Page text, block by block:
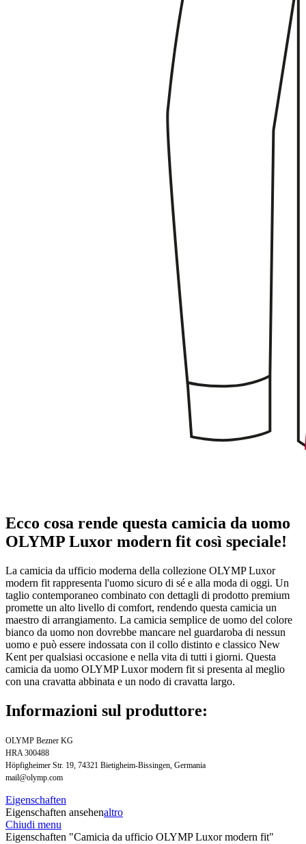
Ecco cosa rende questa camicia da uomo
OLYMP Luxor modern fit così speciale!
La camicia da ufficio moderna della collezione OLYMP Luxor
modern fit rappresenta l'uomo sicuro di sé e alla moda di oggi. Un
taglio contemporaneo combinato con dettagli di prodotto premium
promette un alto livello di comfort, rendendo questa camicia un
maestro di arrangiamento. La camicia semplice de uomo del colore
bianco da uomo non dovrebbe mancare nel guardaroba di nessun
uomo e può essere indossata con il collo distinto e classico New
Kent per qualsiasi occasione e nella vita di tutti i giorni. Questa
camicia da uomo OLYMP Luxor modern fit si presenta al meglio
con una cravatta abbinata e un nodo di cravatta largo.
Informazioni sul produttore:
OLYMP Bezner KG
HRA 300488
Höpfigheimer Str. 19, 74321 Bietigheim-Bissingen, Germania
mail@olymp.com
Eigenschaften
Eigenschaften ansehenaltro
Chiudi menu
Eigenschaften "Camicia da ufficio OLYMP Luxor modern fit"